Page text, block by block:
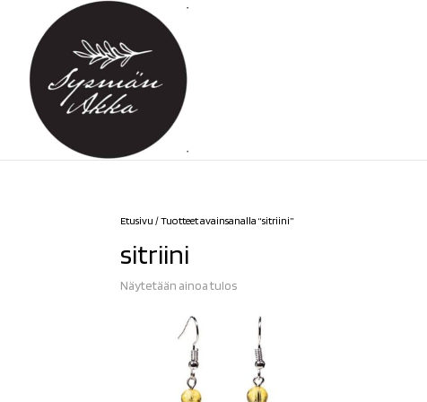
Etusivu / Tuotteet avainsanalla “sitriini”
sitriini
Näytetään ainoa tulos